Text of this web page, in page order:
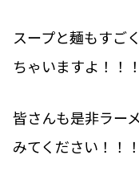
スープと麺もすご
ちゃいますよ！！！
皆さんも是非ラー
みてください！！